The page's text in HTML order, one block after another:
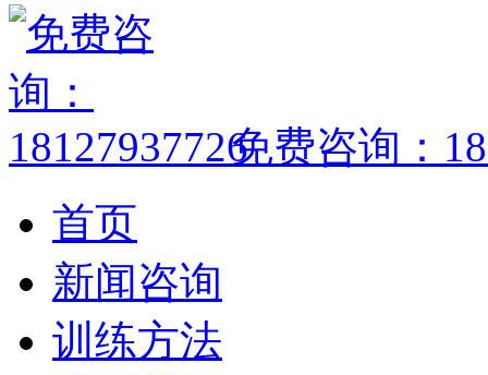
免费咨询：
首页
新闻咨询
训练方法